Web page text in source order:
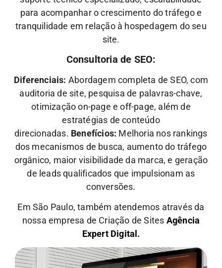
para acompanhar o crescimento do tráfego e
tranquilidade em relação à hospedagem do seu
site.
Consultoria de SEO:
Diferenciais: Abordagem completa de SEO, com
auditoria de site, pesquisa de palavras-chave,
otimização on-page e off-page, além de
estratégias de conteúdo
direcionadas. Benefícios: Melhoria nos rankings
dos mecanismos de busca, aumento do tráfego
orgânico, maior visibilidade da marca, e geração
de leads qualificados que impulsionam as
conversões.
Em São Paulo, também atendemos através da
nossa empresa de Criação de Sites Agência
Expert Digital.